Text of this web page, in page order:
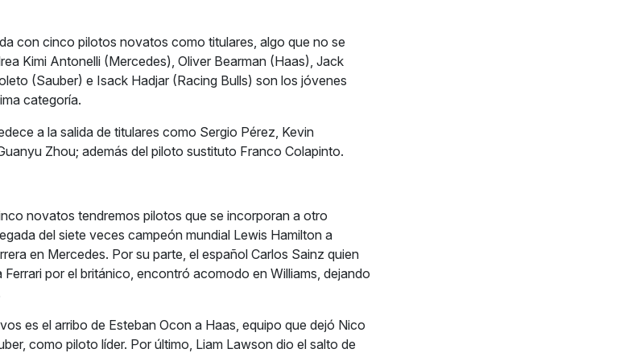
con cinco pilotos novatos como titulares, algo que no se
Kimi Antonelli (Mercedes), Oliver Bearman (Haas), Jack
(Sauber) e Isack Hadjar (Racing Bulls) son los jóvenes
categoría.
a la salida de titulares como Sergio Pérez, Kevin
Zhou; además del piloto sustituto Franco Colapinto.
novatos tendremos pilotos que se incorporan a otro
del siete veces campeón mundial Lewis Hamilton a
en Mercedes. Por su parte, el español Carlos Sainz quien
por el británico, encontró acomodo en Williams, dejando
es el arribo de Esteban Ocon a Haas, equipo que dejó Nico
como piloto líder. Por último, Liam Lawson dio el salto de